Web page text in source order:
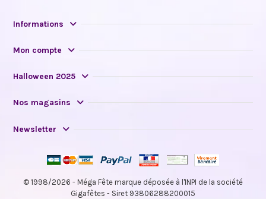
Informations
Mon compte
Halloween 2025
Nos magasins
Newsletter
© 1998/2026 - Méga Fête marque déposée à l'INPI de la société
Gigafêtes - Siret 93806288200015